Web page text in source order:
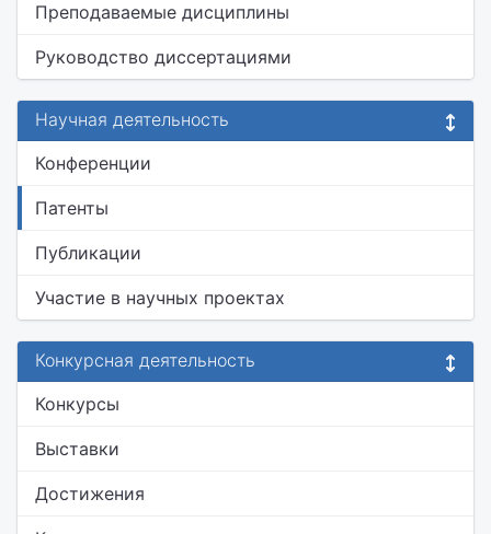
Преподаваемые дисциплины
Руководство диссертациями
Научная деятельность
Конференции
Патенты
Публикации
Участие в научных проектах
Конкурсная деятельность
Конкурсы
Выставки
Достижения